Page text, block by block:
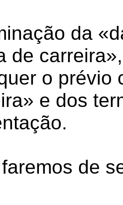
da
de
o
e dos
de